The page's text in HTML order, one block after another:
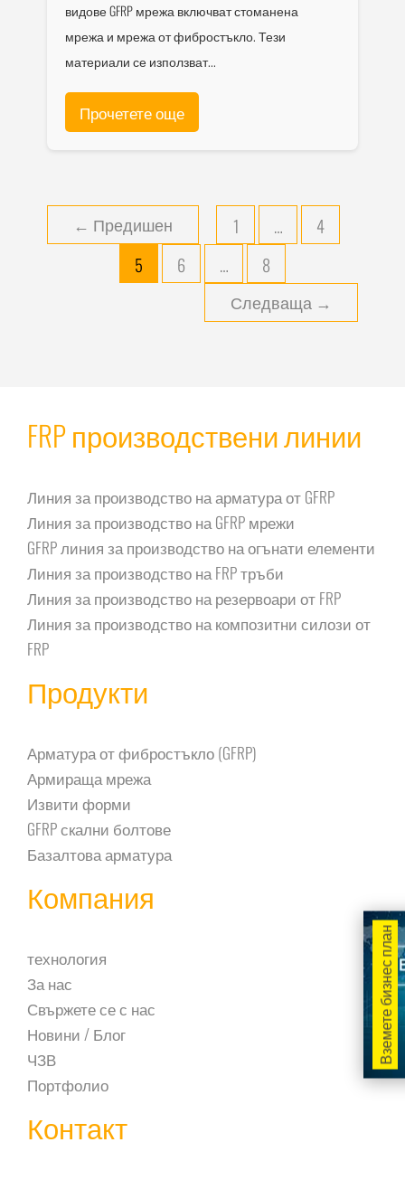
видове GFRP мрежа включват стоманена
мрежа и мрежа от фибростъкло. Тези
материали се използват...
Прочетете още
← Предишен 1 …
4
5
6 …
8
Следваща →
FRP производствени линии
Линия за производство на арматура от GFRP
Линия за производство на GFRP мрежи
GFRP линия за производство на огънати елементи
Линия за производство на FRP тръби
Линия за производство на резервоари от FRP
Линия за производство на композитни силози от
FRP
Продукти
Арматура от фибростъкло (GFRP)
Армираща мрежа
Извити форми
GFRP скални болтове
Базалтова арматура
Компания
технология
За нас
Свържете се с нас
Новини / Блог
ЧЗВ
Портфолио
Контакт
Вземете бизнес план